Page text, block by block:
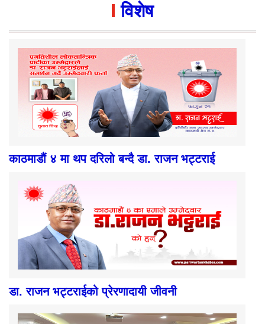
विशेष
काठमाडौं ४ मा थप दरिलो बन्दै डा. राजन भट्टराई
डा. राजन भट्टराईको प्रेरणादायी जीवनी